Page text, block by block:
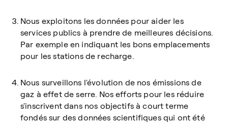
Nous exploitons les données pour aider les
services publics à prendre de meilleures décisions.
Par exemple en indiquant les bons emplacements
pour les stations de recharge.
Nous surveillons l'évolution de nos émissions de
gaz à effet de serre. Nos efforts pour les réduire
s'inscrivent dans nos objectifs à court terme
fondés sur des données scientifiques qui ont été